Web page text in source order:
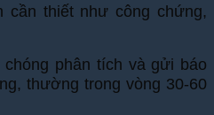
cần thiết như công chứng,
phân tích và gửi báo
thường trong vòng 30-60